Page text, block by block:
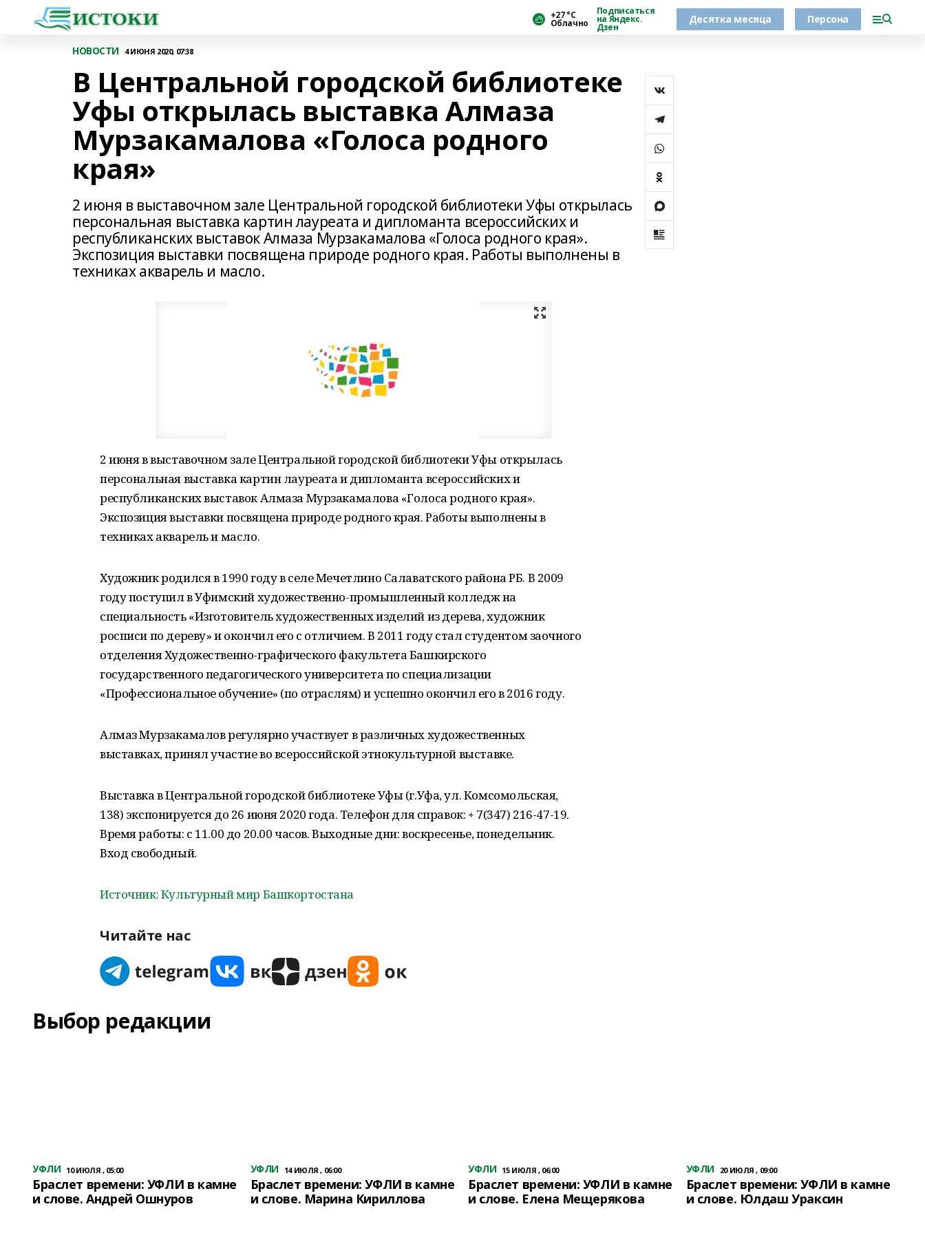
+27 °С
Облачно
Подписаться
на Яндекс.
Дзен
Десятка месяца Персона
НОВОСТИ 4 ИЮНЯ 2020, 07:38
В Центральной городской библиотеке
Уфы открылась выставка Алмаза
Мурзакамалова «Голоса родного
края»
2 июня в выставочном зале Центральной городской библиотеки Уфы открылась
персональная выставка картин лауреата и дипломанта всероссийских и
республиканских выставок Алмаза Мурзакамалова «Голоса родного края».
Экспозиция выставки посвящена природе родного края. Работы выполнены в
техниках акварель и масло.
2 июня в выставочном зале Центральной городской библиотеки Уфы открылась
персональная выставка картин лауреата и дипломанта всероссийских и
республиканских выставок Алмаза Мурзакамалова «Голоса родного края».
Экспозиция выставки посвящена природе родного края. Работы выполнены в
техниках акварель и масло.
Художник родился в 1990 году в селе Мечетлино Салаватского района РБ. В 2009
году поступил в Уфимский художественно-промышленный колледж на
специальность «Изготовитель художественных изделий из дерева, художник
росписи по дереву» и окончил его с отличием. В 2011 году стал студентом заочного
отделения Художественно-графического факультета Башкирского
государственного педагогического университета по специализации
«Профессиональное обучение» (по отраслям) и успешно окончил его в 2016 году.
Алмаз Мурзакамалов регулярно участвует в различных художественных
выставках, принял участие во всероссийской этнокультурной выставке.
Выставка в Центральной городской библиотеке Уфы (г.Уфа, ул. Комсомольская,
138) экспонируется до 26 июня 2020 года. Телефон для справок: + 7(347) 216-47-19.
Время работы: с 11.00 до 20.00 часов. Выходные дни: воскресенье, понедельник.
Вход свободный.
Источник: Культурный мир Башкортостана
Читайте нас
Выбор редакции
УФЛИ 10 ИЮЛЯ , 05:00
Браслет времени: УФЛИ в камне
и слове. Андрей Ошнуров
УФЛИ 14 ИЮЛЯ , 06:00
Браслет времени: УФЛИ в камне
и слове. Марина Кириллова
УФЛИ 15 ИЮЛЯ , 06:00
Браслет времени: УФЛИ в камне
и слове. Елена Мещерякова
УФЛИ 20 ИЮЛЯ , 09:00
Браслет времени: УФЛИ в камне
и слове. Юлдаш Ураксин